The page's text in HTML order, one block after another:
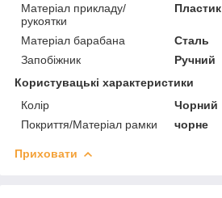
Матеріал прикладу/
рукоятки
Пластик
Матеріал барабана
Сталь
Запобіжник
Ручний
Користувацькі характеристики
Колір
Чорний
Покриття/Матеріал рамки
чорне
Приховати